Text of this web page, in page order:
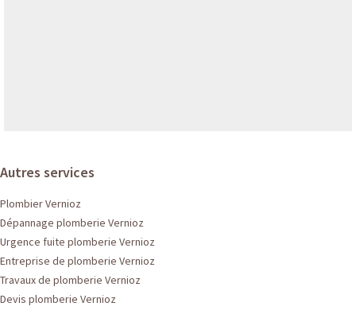
Autres services
Plombier Vernioz
Dépannage plomberie Vernioz
Urgence fuite plomberie Vernioz
Entreprise de plomberie Vernioz
Travaux de plomberie Vernioz
Devis plomberie Vernioz